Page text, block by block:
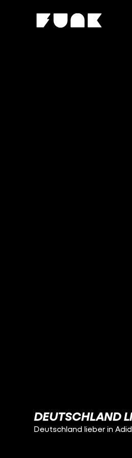
DEUTSCHLAND
Deutschland lieber in